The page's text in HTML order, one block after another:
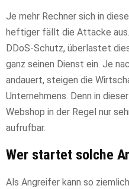
Je mehr Rechner sich in
heftiger fällt die Attacke
DDoS-Schutz, überlastet
ganz seinen Dienst ein. Je
andauert, steigen die
Unternehmens. Denn in
Webshop in der Regel nur
aufrufbar.
Wer startet solche
Als Angreifer kann so